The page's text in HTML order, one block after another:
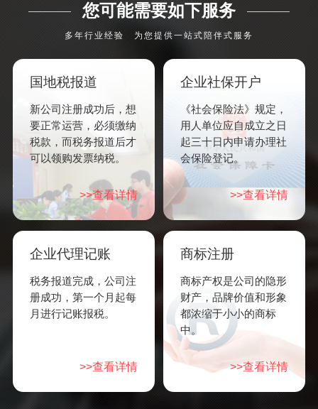
您可能需要如下服务
多年行业经验 为您提供一站式陪伴式服务
国地税报道
新公司注册成功后，想
要正常运营，必须缴纳
税款，而税务报道后才
可以领购发票纳税。
>>查看详情
企业社保开户
《社会保险法》规定，
用人单位应自成立之日
起三十日内申请办理社
会保险登记。
>>查看详情
企业代理记账
税务报道完成，公司注
册成功，第一个月起每
月进行记账报税。
>>查看详情
商标注册
商标产权是公司的隐形
财产，品牌价值和形象
都浓缩于小小的商标
中。
>>查看详情